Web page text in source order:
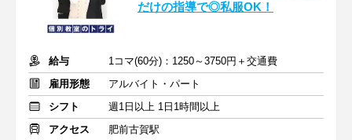
だけの指導で◎私服OK！
給与
1コマ(60分)：1250～3750円＋交通費
雇用形態
アルバイト・パート
シフト
週1日以上 1日1時間以上
アクセス
肥前古賀駅